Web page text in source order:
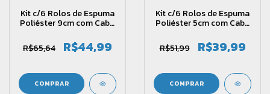
Kit c/6 Rolos de Espuma
Poliéster 9cm com Cabo
R$65,64
R$44,99
Kit c/6 Rolos de Espuma
Poliéster 5cm com Cabo
R$51,99
R$39,99